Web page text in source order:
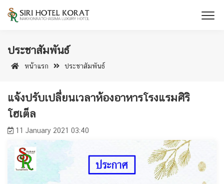
ประชาสัมพันธ์
หน้าแรก ประชาสัมพันธ์
แจ้งปรับเปลี่ยนเวลาห้องอาหารโรงแรมศิริ
โฮเต็ล
11 January 2021 03:40